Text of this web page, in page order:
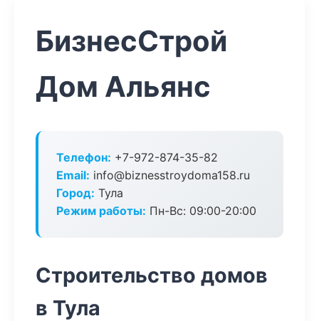
БизнесСтрой
Дом Альянс
Телефон: +7-972-874-35-82
Email: info@biznesstroydoma158.ru
Город: Тула
Режим работы: Пн-Вс: 09:00-20:00
Строительство домов
в Тула